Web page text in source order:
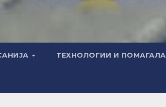
ТЕХНОЛОГИИ И ПОМАГАЛА